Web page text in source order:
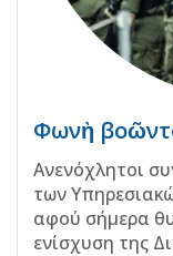
Φωνὴ
Ανενόχλητοι
των
αφού σήμερα
ενίσχυση της